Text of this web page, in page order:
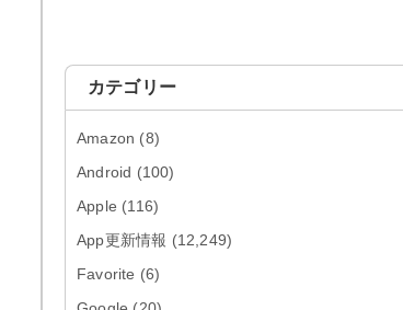
版をリリース。AIプロ...
イバル 26.40」iOS向...
ザ 151.0.7922....
向け最新版...
カテゴリー
Amazon (8)
Android (100)
Apple (116)
App更新情報 (12,249)
Favorite (6)